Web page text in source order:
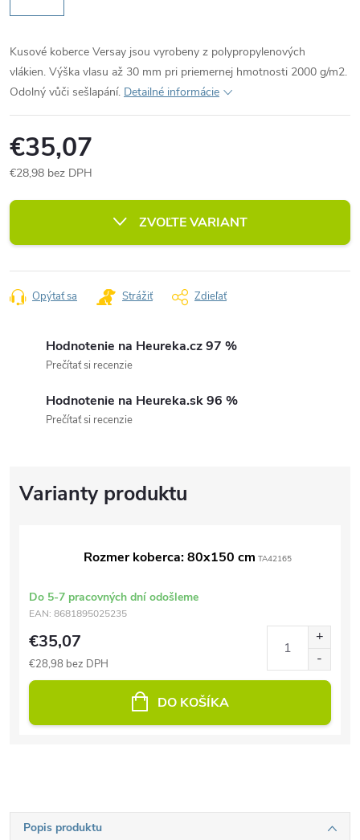
Kusové koberce Versay jsou vyrobeny z polypropylenových
vlákien. Výška vlasu až 30 mm pri priemernej hmotnosti 2000 g/m2.
Odolný vůči sešlapání. Detailné informácie
€35,07
€28,98 bez DPH
cena:
ZVOĽTE VARIANT
Opýtať sa Strážiť Zdieľať
Hodnotenie na Heureka.cz 97 %
Prečítať si recenzie
Hodnotenie na Heureka.sk 96 %
Prečítať si recenzie
Rozmer koberca: 80x150 cm TA42165
Do 5-7 pracovných dní odošleme
EAN: 8681895025235
€35,07
€28,98 bez DPH
DO KOŠÍKA
Popis produktu